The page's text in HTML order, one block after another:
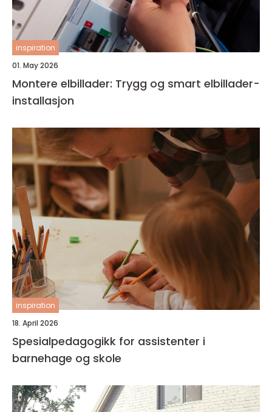
inspiration
01. May 2026
Montere elbillader: Trygg og smart elbillader-
installasjon
inspiration
18. April 2026
Spesialpedagogikk for assistenter i
barnehage og skole